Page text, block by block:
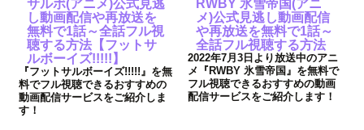
サルボ(アニメ)公式見逃
し動画配信や再放送を
無料で1話～全話フル視
聴する方法【フットサ
ルボーイズ!!!!!】
『フットサルボーイズ!!!!!』を無
料でフル視聴できるおすすめの
動画配信サービスをご紹介しま
す！
RWBY 氷雪帝国(アニ
メ)公式見逃し動画配信
や再放送を無料で1話～
全話フル視聴する方法
2022年7月3日より放送中のアニ
メ『RWBY 氷雪帝国』を無料で
フル視聴できるおすすめの動画
配信サービスをご紹介します！